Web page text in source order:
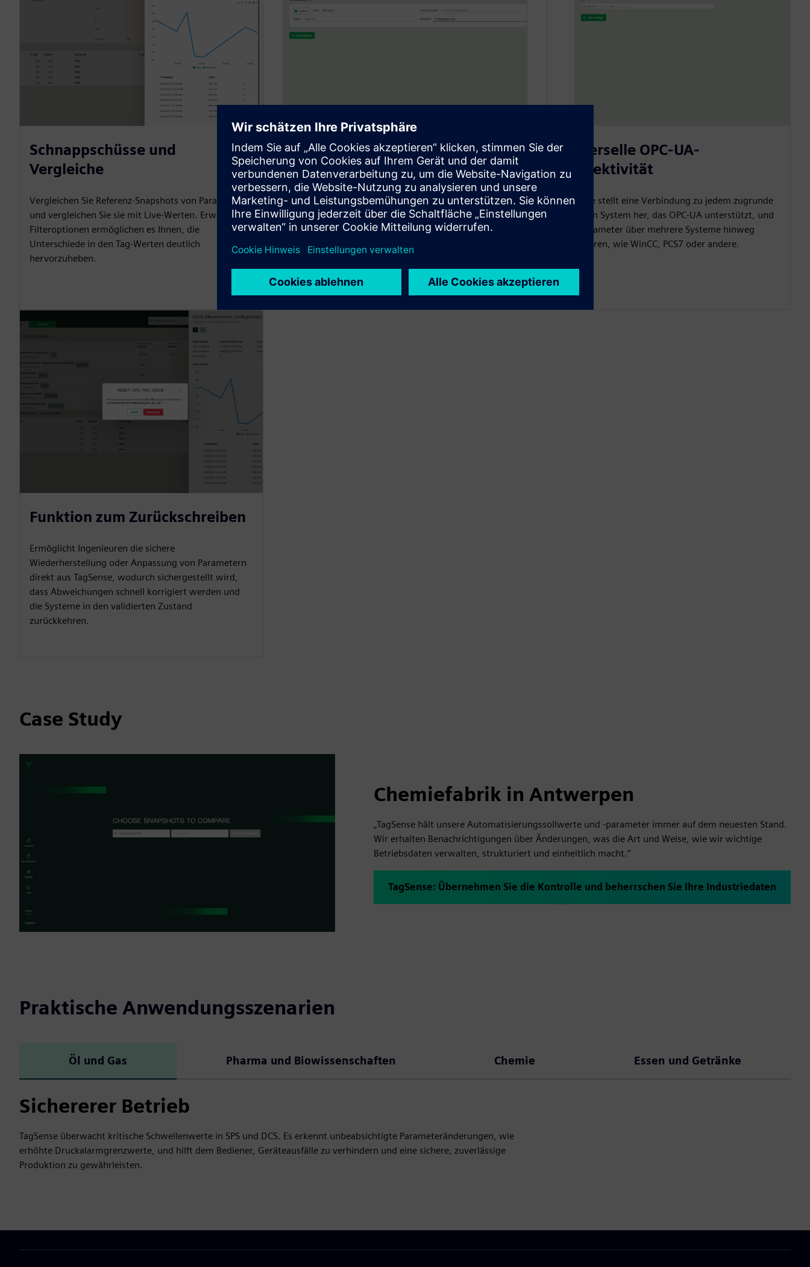
Schnappschüsse und
Vergleiche
Vergleichen Sie Referenz-Snapshots von Parametern
und vergleichen Sie sie mit Live-Werten. Erweiterte
Filteroptionen ermöglichen es Ihnen, die
Unterschiede in den Tag-Werten deutlich
hervorzuheben.
Automatisierte
Benachrichtigungen
Scheduler-Funktion, um automatisch Vergleiche in
festgelegten Intervallen durchzuführen und
regelmäßige Berichte zu erstellen. E-Mail-
Benachrichtigungen benachrichtigen ausgewählte
Benutzer auf der Grundlage bestimmter Eingaben
Universelle OPC-UA-
Konnektivität
TagSense stellt eine Verbindung zu jedem zugrunde
liegenden System her, das OPC-UA unterstützt, und
kann Parameter über mehrere Systeme hinweg
aggregieren, wie WinCC, PCS7 oder andere.
Funktion zum Zurückschreiben
Ermöglicht Ingenieuren die sichere
Wiederherstellung oder Anpassung von Parametern
direkt aus TagSense, wodurch sichergestellt wird,
dass Abweichungen schnell korrigiert werden und
die Systeme in den validierten Zustand
zurückkehren.
Case Study
Chemiefabrik in Antwerpen
„TagSense hält unsere Automatisierungssollwerte und -parameter immer auf dem neuesten Stand.
Wir erhalten Benachrichtigungen über Änderungen, was die Art und Weise, wie wir wichtige
Betriebsdaten verwalten, strukturiert und einheitlich macht.“
TagSense: Übernehmen Sie die Kontrolle und beherrschen Sie Ihre Industriedaten
Praktische Anwendungsszenarien
Öl und Gas Pharma und Biowissenschaften Chemie Essen und Getränke
Sichererer Betrieb
TagSense überwacht kritische Schwellenwerte in SPS und DCS. Es erkennt unbeabsichtigte Parameteränderungen, wie
erhöhte Druckalarmgrenzwerte, und hilft dem Bediener, Geräteausfälle zu verhindern und eine sichere, zuverlässige
Produktion zu gewährleisten.